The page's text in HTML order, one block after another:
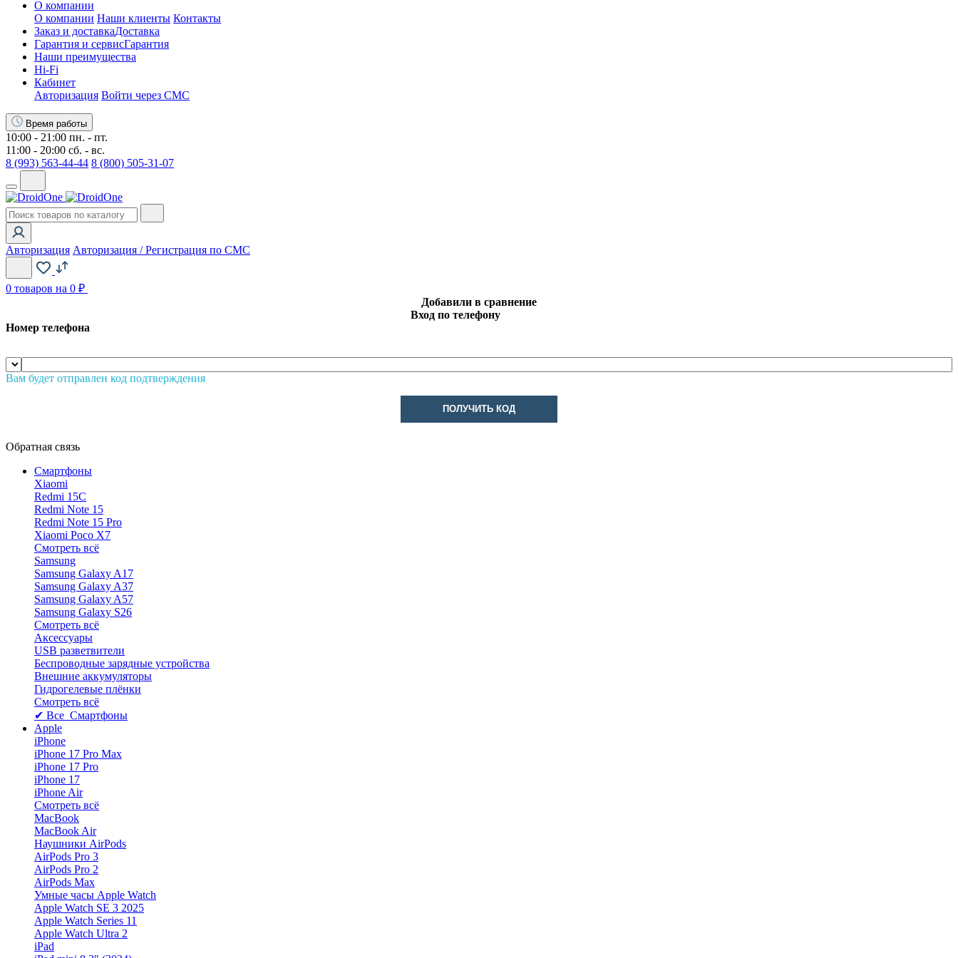
О компании
О компании Наши клиенты Контакты
Заказ и доставкаДоставка
Гарантия и сервисГарантия
Наши преимущества
Hi-Fi
Кабинет
Авторизация Войти через СМС
Время работы
10:00 - 21:00 пн. - пт.
11:00 - 20:00 сб. - вс.
8 (993) 563-44-44 8 (800) 505-31-07
Авторизация Авторизация / Регистрация по СМС
0 товаров на 0 ₽
Добавили в сравнение
Вход по телефону
Номер телефона
Вам будет отправлен код подтверждения
ПОЛУЧИТЬ КОД
Обратная связь
Смартфоны
Xiaomi
Redmi 15C
Redmi Note 15
Redmi Note 15 Pro
Xiaomi Poco X7
Смотреть всё
Samsung
Samsung Galaxy A17
Samsung Galaxy A37
Samsung Galaxy A57
Samsung Galaxy S26
Смотреть всё
Аксессуары
USB разветвители
Беспроводные зарядные устройства
Внешние аккумуляторы
Гидрогелевые плёнки
Смотреть всё
✔ Все Смартфоны
Apple
iPhone
iPhone 17 Pro Max
iPhone 17 Pro
iPhone 17
iPhone Air
Смотреть всё
MacBook
MacBook Air
Наушники AirPods
AirPods Pro 3
AirPods Pro 2
AirPods Max
Умные часы Apple Watch
Apple Watch SE 3 2025
Apple Watch Series 11
Apple Watch Ultra 2
iPad